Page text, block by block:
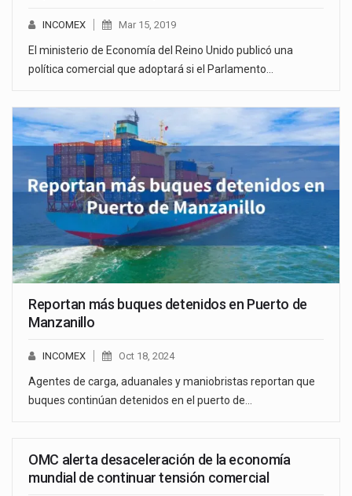
INCOMEX Mar 15, 2019
El ministerio de Economía del Reino Unido publicó una
política comercial que adoptará si el Parlamento…
Reportan más buques detenidos en Puerto de
Manzanillo
INCOMEX Oct 18, 2024
Agentes de carga, aduanales y maniobristas reportan que
buques continúan detenidos en el puerto de…
OMC alerta desaceleración de la economía
mundial de continuar tensión comercial